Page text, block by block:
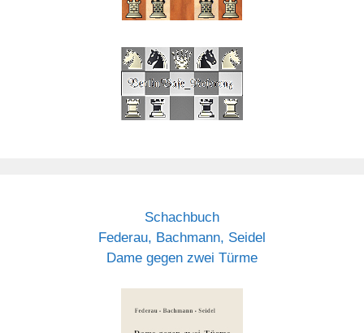
Schachbuch
Federau, Bachmann, Seidel
Dame gegen zwei Türme